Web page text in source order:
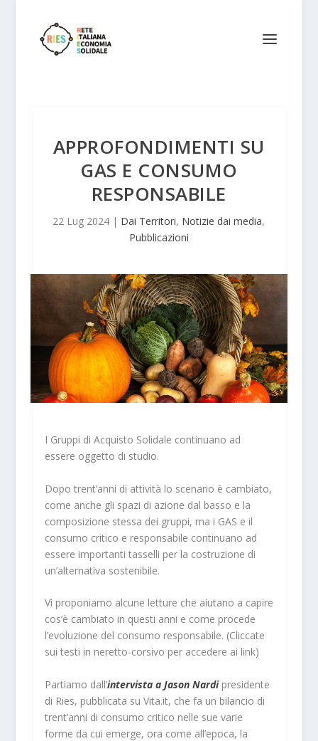
APPROFONDIMENTI SU
GAS E CONSUMO
RESPONSABILE
22 Lug 2024 | Dai Territori, Notizie dai media,
Pubblicazioni
I Gruppi di Acquisto Solidale continuano ad
essere oggetto di studio.
Dopo trent’anni di attività lo scenario è cambiato,
come anche gli spazi di azione dal basso e la
composizione stessa dei gruppi, ma i GAS e il
consumo critico e responsabile continuano ad
essere importanti tasselli per la costruzione di
un’alternativa sostenibile.
Vi proponiamo alcune letture che aiutano a capire
cos’è cambiato in questi anni e come procede
l’evoluzione del consumo responsabile. (Cliccate
sui testi in neretto-corsivo per accedere ai link)
Partiamo dall’intervista a Jason Nardipresidente
di Ries, pubblicata su Vita.it, che fa un bilancio di
trent’anni di consumo critico nelle sue varie
forme da cui emerge, ora come all’epoca, la